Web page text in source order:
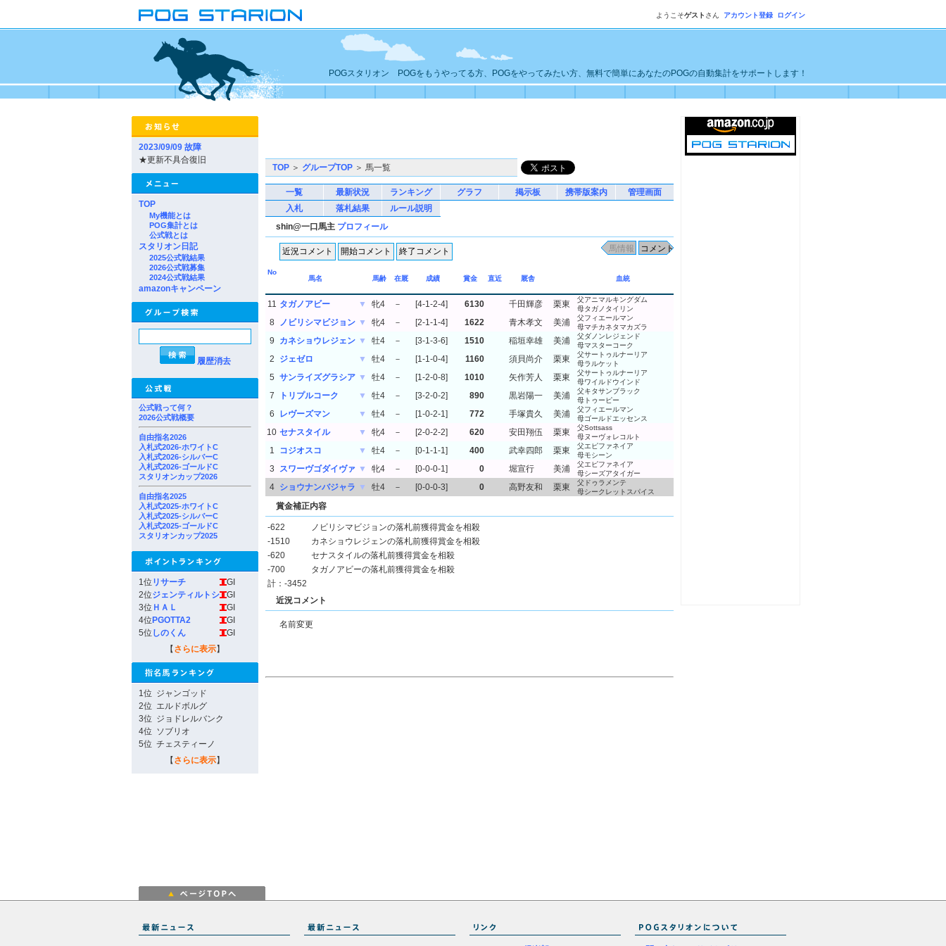
ようこそゲスト さん アカウント登録 ログイン
POGスタリオン POGをもうやってる方、POGをやってみたい方、無料で簡単にあなたのPOGの自動集計をサポートします！
2023/09/09 故障
★更新不具合復旧
TOP
My機能とは
POG集計とは
公式戦とは
スタリオン日記
2025公式戦結果
2026公式戦募集
2024公式戦結果
amazonキャンペーン
履歴消去
公式戦って何？
2026公式戦概要
自由指名2026
入札式2026-ホワイトC
入札式2026-シルバーC
入札式2026-ゴールドC
スタリオンカップ2026
自由指名2025
入札式2025-ホワイトC
入札式2025-シルバーC
入札式2025-ゴールドC
スタリオンカップ2025
1位 リサーチ
GI
2位ジェンティルトシ
GI
3位 ＨＡＬ
GI
4位 PGOTTA2
GI
5位 しのくん
GI
【 さらに表示】
1位 ジャンゴッド
2位 エルドボルグ
3位 ジョドレルバンク
4位 ソブリオ
5位 チェスティーノ
【 さらに表示】
TOP ＞ グループTOP ＞ 馬一覧
一覧 最新状況 ランキング グラフ 掲示板 携帯版案内
管理画面
入札
落札結果
ルール説明
shin@一口馬主 プロフィール
No
馬名
馬齢 在厩 成績 賞金 直近 厩舎 血統
11 タガノアビー ▼ 牝4 － [4-1-2-4] 6130 千田輝彦 栗東
父アニマルキングダム
母タガノタイリン
8 ノビリシマビジョン ▼ 牝4 － [2-1-1-4] 1622 青木孝文 美浦
父フィエールマン
母マチカネタマカズラ
9 カネショウレジェン ▼ 牡4 － [3-1-3-6] 1510 稲垣幸雄 美浦
父ダノンレジェンド
母マスターコーク
2 ジェゼロ ▼ 牡4 － [1-1-0-4] 1160 須貝尚介 栗東
父サートゥルナーリア
母ラルケット
5 サンライズグラシア ▼ 牡4 － [1-2-0-8] 1010 矢作芳人 栗東
父サートゥルナーリア
母ワイルドウインド
7 トリプルコーク ▼ 牡4 － [3-2-0-2] 890 黒岩陽一 美浦
父キタサンブラック
母トゥーピー
6 レヴーズマン ▼ 牡4 － [1-0-2-1] 772 手塚貴久 美浦
父フィエールマン
母ゴールドエッセンス
10 セナスタイル ▼ 牝4 － [2-0-2-2] 620 安田翔伍 栗東
父Sottsass
母ヌーヴォレコルト
1 コジオスコ ▼ 牡4 － [0-1-1-1] 400 武幸四郎 栗東
父エピファネイア
母モシーン
3 スワーヴゴダイヴァ ▼ 牝4 － [0-0-0-1] 0 堀宣行 美浦
父エピファネイア
母シーズアタイガー
4 ショウナンバジャラ ▼ 牡4 － [0-0-0-3] 0 高野友和 栗東
父ドゥラメンテ
母シークレットスパイス
賞金補正内容
-622
ノビリシマビジョンの落札前獲得賞金を相殺
-1510
カネショウレジェンの落札前獲得賞金を相殺
-620
セナスタイルの落札前獲得賞金を相殺
-700
タガノアビーの落札前獲得賞金を相殺
計：-3452
近況コメント
名前変更